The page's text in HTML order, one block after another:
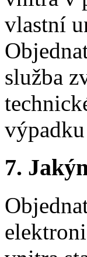
vlastní
služba
7.